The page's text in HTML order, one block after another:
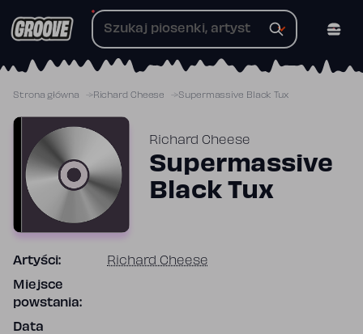
do
Strona główna Richard Cheese Supermassive Black Tux
Richard Cheese
Supermassive
Black Tux
Artyści: Richard Cheese
Miejsce
powstania:
Data